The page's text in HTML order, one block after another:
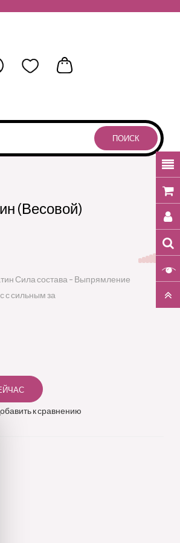
ПОИСК
(весовой)
Сила состава - Выпрямление
с сильным за
к сравнению